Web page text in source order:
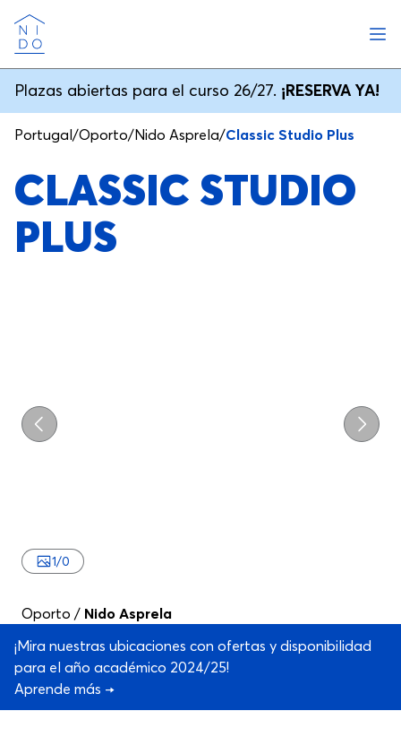
Nido
Plazas abiertas para el curso 26/27. ¡RESERVA YA!
Portugal/Oporto/Nido Asprela/Classic Studio Plus
CLASSIC STUDIO
PLUS
Previo
1/0
Oporto / Nido Asprela
¡Mira nuestras ubicaciones con ofertas y disponibilidad
para el año académico 2024/25!
Aprende más →